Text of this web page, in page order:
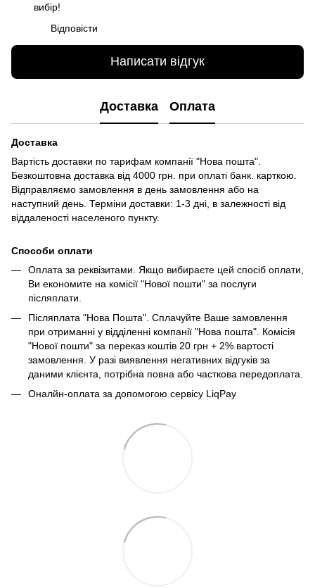
вибір!
Відповісти
Написати відгук
Доставка Оплата
Доставка
Вартість доставки по тарифам компанії "Нова пошта".
Безкоштовна доставка від 4000 грн. при оплаті банк. карткою.
Відправляємо замовлення в день замовлення або на
наступний день. Терміни доставки: 1-3 дні, в залежності від
віддаленості населеного пункту.
Способи оплати
Оплата за реквізитами. Якщо вибираєте цей спосіб оплати,
Ви економите на комісії "Нової пошти" за послуги
післяплати.
Післяплата "Нова Пошта". Сплачуйте Ваше замовлення
при отриманні у відділенні компанії "Нова пошта". Комісія
"Нової пошти" за переказ коштів 20 грн + 2% вартості
замовлення. У разі виявлення негативних відгуків за
даними клієнта, потрібна повна або часткова передоплата.
Оналйн-оплата за допомогою сервісу LiqPay